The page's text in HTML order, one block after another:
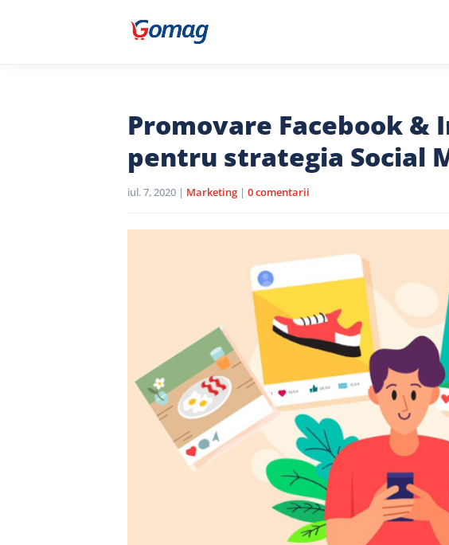
Promovare Facebook &
pentru strategia Social
iul. 7, 2020 | Marketing | 0 comentarii